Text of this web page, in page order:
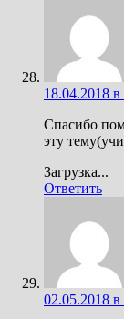
18.04.2018 в
Спасибо
эту
Загрузка...
Ответить
02.05.2018 в